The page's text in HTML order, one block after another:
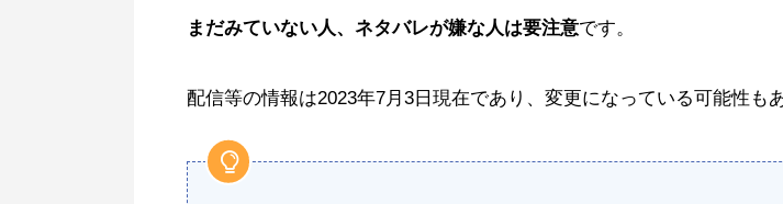
まだみていない人、ネタバレが嫌な人は要注意です。
配信等の情報は2023年7月3日現在であり、変更になっている可能性も